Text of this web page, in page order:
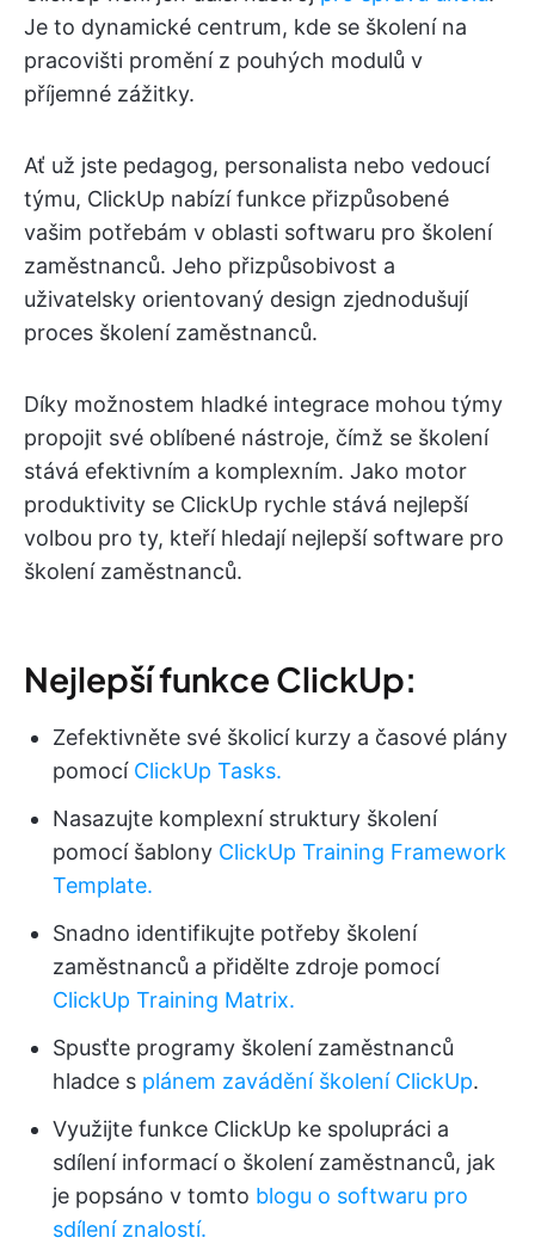
Je to dynamické centrum, kde se školení na
pracovišti promění z pouhých modulů v
příjemné zážitky.
Ať už jste pedagog, personalista nebo vedoucí
týmu, ClickUp nabízí funkce přizpůsobené
vašim potřebám v oblasti softwaru pro školení
zaměstnanců. Jeho přizpůsobivost a
uživatelsky orientovaný design zjednodušují
proces školení zaměstnanců.
Díky možnostem hladké integrace mohou týmy
propojit své oblíbené nástroje, čímž se školení
stává efektivním a komplexním. Jako motor
produktivity se ClickUp rychle stává nejlepší
volbou pro ty, kteří hledají nejlepší software pro
školení zaměstnanců.
Nejlepší funkce ClickUp:
Zefektivněte své školicí kurzy a časové plány
pomocí ClickUp Tasks.
Nasazujte komplexní struktury školení
pomocí šablony ClickUp Training Framework
Template.
Snadno identifikujte potřeby školení
zaměstnanců a přidělte zdroje pomocí
ClickUp Training Matrix.
Spusťte programy školení zaměstnanců
hladce s plánem zavádění školení ClickUp.
Využijte funkce ClickUp ke spolupráci a
sdílení informací o školení zaměstnanců, jak
je popsáno v tomto blogu o softwaru pro
sdílení znalostí.